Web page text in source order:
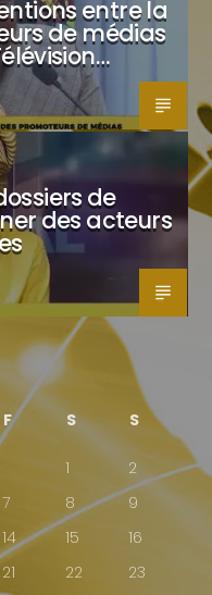
entre la
de médias
de
des acteurs
F S S
1
2
7 8
9
14 15
16
21 22
23